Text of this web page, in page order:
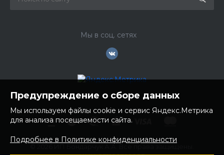
Мы в соц. сетях
Предупреждение о сборе данных
Мы используем файлы cookie и сервис Яндекс.Метрика
для анализа посещаемости сайта.
Подробнее в Политике конфиденциальности